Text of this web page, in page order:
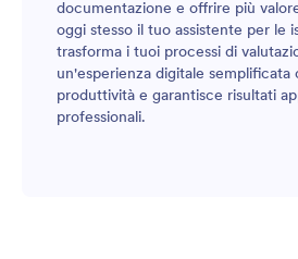
documentazione e offrire più
oggi stesso il tuo assistente per le
trasforma i tuoi processi di
un'esperienza digitale semplificata
produttività e garantisce risultati
professionali.